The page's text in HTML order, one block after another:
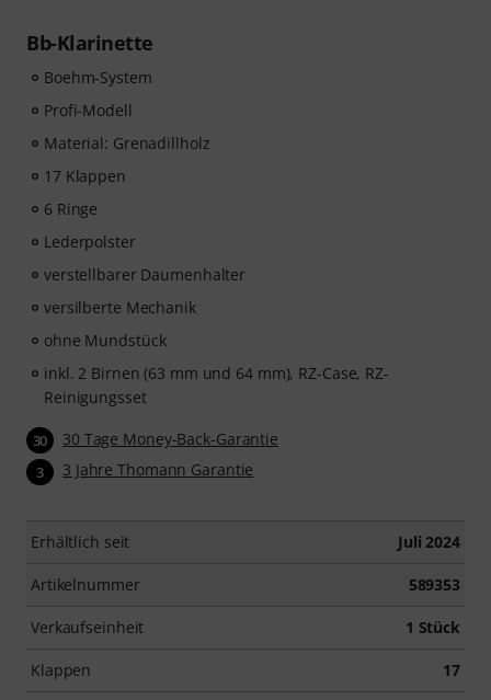
Bb-Klarinette
Boehm-System
Profi-Modell
Material: Grenadillholz
17 Klappen
6 Ringe
Lederpolster
verstellbarer Daumenhalter
versilberte Mechanik
ohne Mundstück
inkl. 2 Birnen (63 mm und 64 mm), RZ-Case, RZ-
Reinigungsset
30 30 Tage Money-Back-Garantie
3 3 Jahre Thomann Garantie
Erhältlich seit Juli 2024
Artikelnummer 589353
Verkaufseinheit 1 Stück
Klappen 17